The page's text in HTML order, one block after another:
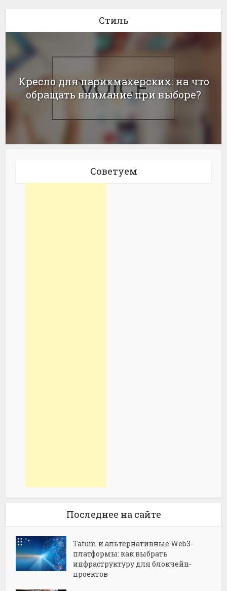
Стиль
Кресло для парикмахерских: на что
обращать внимание при выборе?
Советуем
Последнее на сайте
Tatum и альтернативные Web3-
платформы: как выбрать
инфраструктуру для блокчейн-
проектов